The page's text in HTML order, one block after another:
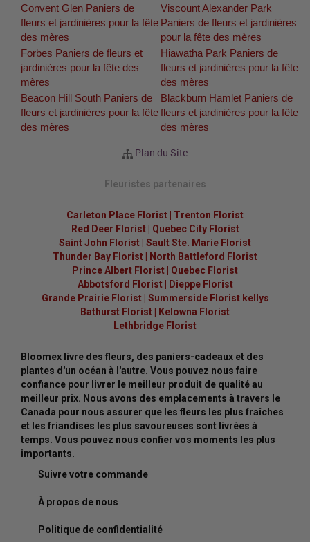
Convent Glen Paniers de
fleurs et jardinières pour la fête
des mères
Viscount Alexander Park
Paniers de fleurs et jardinières
pour la fête des mères
Forbes Paniers de fleurs et
jardinières pour la fête des
mères
Hiawatha Park Paniers de
fleurs et jardinières pour la fête
des mères
Beacon Hill South Paniers de
fleurs et jardinières pour la fête
des mères
Blackburn Hamlet Paniers de
fleurs et jardinières pour la fête
des mères
Plan du Site
Fleuristes partenaires
Carleton Place Florist
Trenton Florist
Red Deer Florist| Quebec City Florist
Saint John Florist Sault Ste. Marie Florist
Thunder Bay Florist
North Battleford Florist
Prince Albert Florist
Quebec Florist
Abbotsford Florist|
Dieppe Florist
Grande Prairie Florist| Summerside Florist kellys
Bathurst Florist
Kelowna Florist
Lethbridge Florist
Bloomex livre des fleurs, des paniers-cadeaux et des
plantes d'un océan à l'autre. Vous pouvez nous faire
confiance pour livrer le meilleur produit de qualité au
meilleur prix. Nous avons des emplacements à travers le
Canada pour nous assurer que les fleurs les plus fraîches
et les friandises les plus savoureuses sont livrées à
temps. Vous pouvez nous confier vos moments les plus
importants.
Suivre votre commande
À propos de nous
Politique de confidentialité